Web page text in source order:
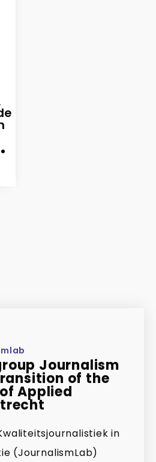
Journalism
of the
Applied
in
(JournalismLab)